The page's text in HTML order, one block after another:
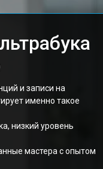
и записи на
именно такое
низкий уровень
мастера с опытом